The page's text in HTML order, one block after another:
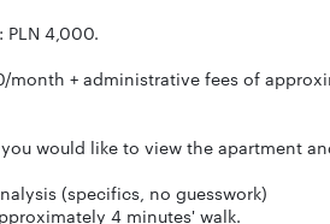
PLN 4,000.
month + administrative fees of
would like to view the apartment
(specifics, no guesswork)
4 minutes' walk.